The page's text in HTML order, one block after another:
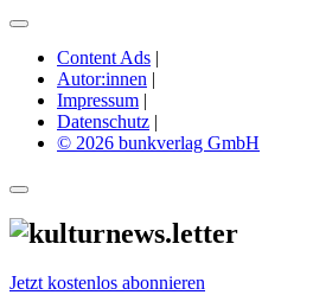
Content Ads |
Autor:innen |
Impressum |
Datenschutz |
© 2026 bunkverlag GmbH
Jetzt kostenlos abonnieren